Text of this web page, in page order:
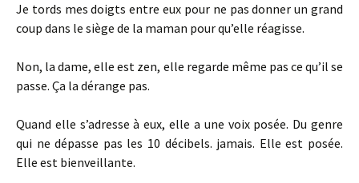
Je tords mes doigts entre eux pour ne pas donner un grand
coup dans le siège de la maman pour qu’elle réagisse.
Non, la dame, elle est zen, elle regarde même pas ce qu’il se
passe. Ça la dérange pas.
Quand elle s’adresse à eux, elle a une voix posée. Du genre
qui ne dépasse pas les 10 décibels. jamais. Elle est posée.
Elle est bienveillante.